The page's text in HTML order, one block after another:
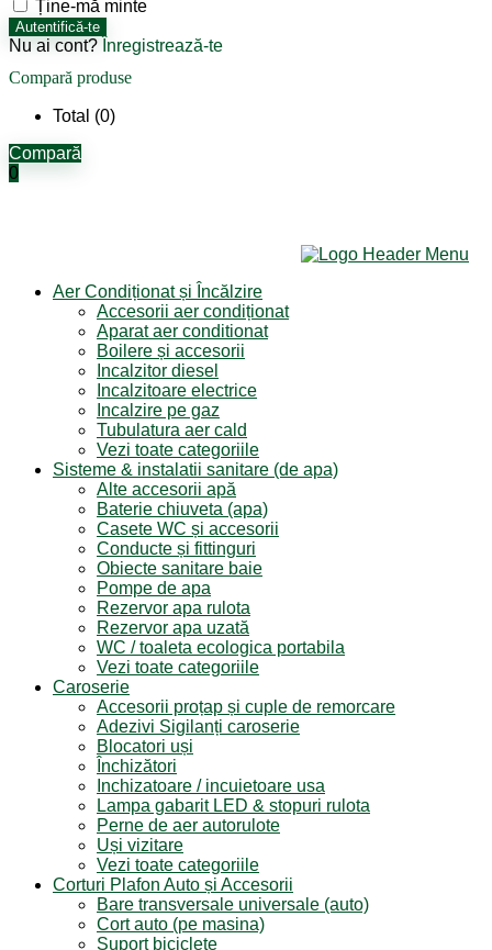
Ține-mă minte
Autentifică-te
Nu ai cont? Înregistrează-te
Compară produse
Total (0)
Compară
0
Aer Condiționat și Încălzire
Accesorii aer condiționat
Aparat aer conditionat
Boilere și accesorii
Incalzitor diesel
Incalzitoare electrice
Incalzire pe gaz
Tubulatura aer cald
Vezi toate categoriile
Sisteme & instalatii sanitare (de apa)
Alte accesorii apă
Baterie chiuveta (apa)
Casete WC și accesorii
Conducte și fittinguri
Obiecte sanitare baie
Pompe de apa
Rezervor apa rulota
Rezervor apa uzată
WC / toaleta ecologica portabila
Vezi toate categoriile
Caroserie
Accesorii proțap și cuple de remorcare
Adezivi Sigilanți caroserie
Blocatori uși
Închizători
Inchizatoare / incuietoare usa
Lampa gabarit LED & stopuri rulota
Perne de aer autorulote
Uși vizitare
Vezi toate categoriile
Corturi Plafon Auto și Accesorii
Bare transversale universale (auto)
Cort auto (pe masina)
Suport biciclete